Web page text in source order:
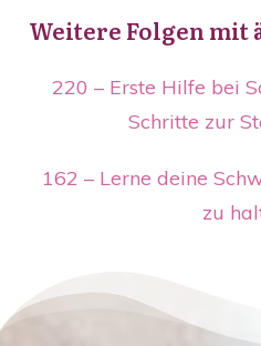
Weitere Folgen mit
220 – Erste Hilfe bei
Schritte zur
162 – Lerne deine
zu